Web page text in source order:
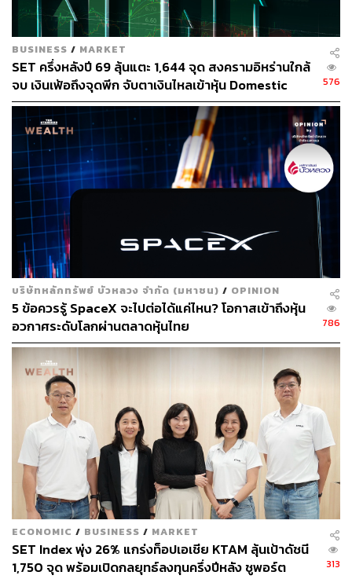
ตามกระบวนการทางกฎหมาย หลังจากนั้นต้องขึ้นทูลเกล้าฯ
ถวายเพื่อให้พระมหากษัตริย์ทรงลงพระปรมาภิไธย เพื่อ
เตรียมประกาศในราชกิจจานุเบกษา และจะประกาศช่วง
เดือนมกราคม-กุมภาพันธ์ 2566 คาดว่าจะมีผลบังคับใช้เริ่ม
จัดเก็บ Transaction Tax จริงได้ในช่วงกลางปี 2566 เป็นต้น
ไป
ในช่วงปีแรกที่มีการจัดเก็บ Transaction Tax นั้น อัตราการจัด
เก็บอาจลดลงจากอัตราจริงราว 50% โดยน่าจะเริ่มจัดเก็บใน
อัตรา 0.05% ไปจนถึงสิ้นปี 2566 ซึ่งเป็นไปตามที่ FETCO ยื่น
ขอเสนอมา เพื่อให้ภาคธุรกิจได้มีโอกาสในการปรับตัว
จากนั้นตั้งแต่วันที่ 1 มกราคม 2567 จะกลับมาจัดเก็บในอัตรา
ปกติที่ 0.10% ตามเดิม และจะมีการจัดเก็บภาษีท้องถิ่นเพิ่มอีก
0.01% รวมเป็นอัตราจัดเก็บทั้งสิ้นรวม 0.11%
ทั้งนี้ คาดว่ากรมสรรพากรจะมีรายได้จาก Transaction Tax
บนสมมติฐานวอลุ่มซื้อปัจจุบันของตลาดอยู่ที่ประมาณ 1.5-
1.6 หมื่นล้านบาทต่อปี
สามารถติดตาม THE STANDARD WEALTH
ผ่านแอปพลิเคชันต่างๆ ที่คุณสะดวกหรือใช้งานอยู่แล้วได้เลย
TAGS: หุ้นไทย
สภาธุรกิจตลาดทุนไทย (FETCO)
ภาษีขายหุ้น
Transaction Tax
BUSINESS / MARKET
SET ครึ่งหลังปี 69 ลุ้นแตะ 1,644 จุด สงครามอิหร่านใกล้
จบ เงินเฟ้อถึงจุดพีก จับตาเงินไหลเข้าหุ้น Domestic
Play
576
บริษัทหลักทรัพย์ บัวหลวง จำกัด (มหาชน) / OPINION
5 ข้อควรรู้ SpaceX จะไปต่อได้แค่ไหน? โอกาสเข้าถึงหุ้น
อวกาศระดับโลกผ่านตลาดหุ้นไทย
786
ECONOMIC / BUSINESS / MARKET
SET Index พุ่ง 26% แกร่งท็อปเอเชีย KTAM ลุ้นเป้าดัชนี
1,750 จุด พร้อมเปิดกลยุทธ์ลงทุนครึ่งปีหลัง ชูพอร์ต
313